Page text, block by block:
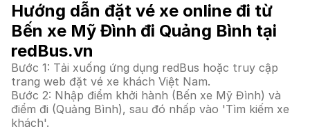
Hướng dẫn đặt vé xe online đi từ
Bến xe Mỹ Đình đi Quảng Bình tại
redBus.vn
Bước 1: Tải xuống ứng dụng redBus hoặc truy cập
trang web đặt vé xe khách Việt Nam.
Bước 2: Nhập điểm khởi hành (Bến xe Mỹ Đình) và
điểm đi (Quảng Bình), sau đó nhấp vào 'Tìm kiếm xe
khách'.